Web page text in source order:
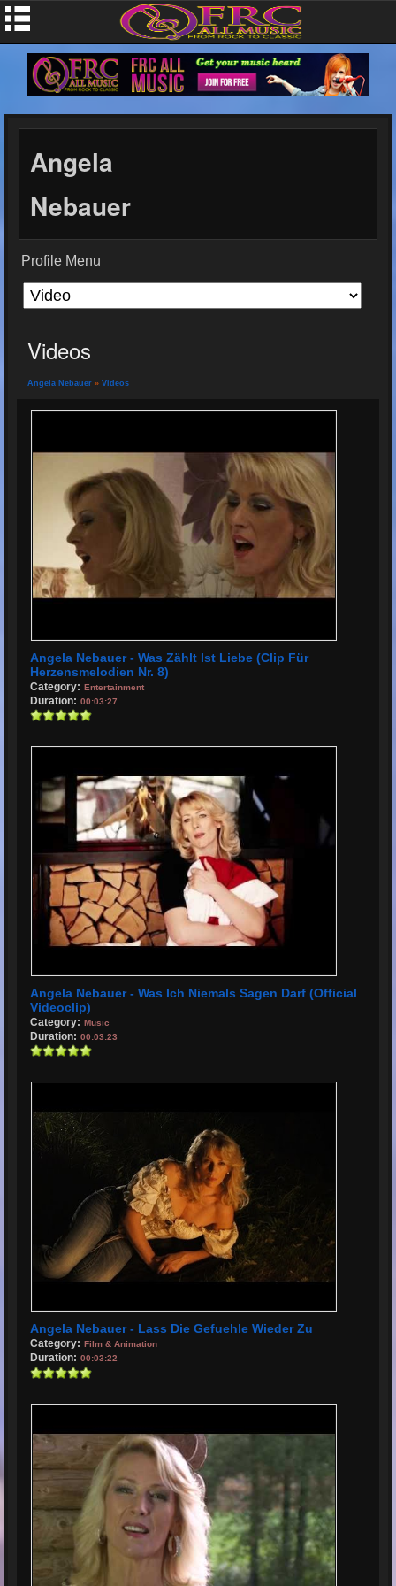
Angela
Nebauer
Profile Menu
Videos
Angela Nebauer » Videos
Angela Nebauer - Was Zählt Ist Liebe (Clip Für
Herzensmelodien Nr. 8)
Category: Entertainment
Duration: 00:03:27
Angela Nebauer - Was Ich Niemals Sagen Darf (official
Videoclip)
Category: Music
Duration: 00:03:23
Angela Nebauer - Lass Die Gefuehle Wieder Zu
Category: Film & Animation
Duration: 00:03:22